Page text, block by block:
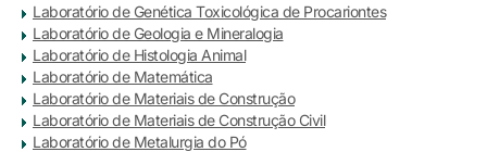
Laboratório de Genética Toxicológica de Procariontes
Laboratório de Geologia e Mineralogia
Laboratório de Histologia Animal
Laboratório de Matemática
Laboratório de Materiais de Construção
Laboratório de Materiais de Construção Civil
Laboratório de Metalurgia do Pó